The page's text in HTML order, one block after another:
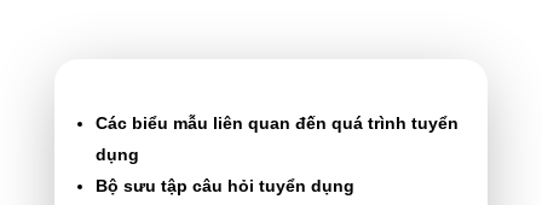
Các biểu mẫu liên quan đến quá trình tuyển
dụng
Bộ sưu tập câu hỏi tuyển dụng